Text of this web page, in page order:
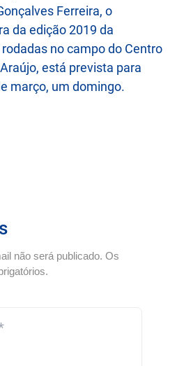
Ferreira, o
da edição 2019 da
no campo do Centro
está prevista para
março, um domingo.
não será publicado. Os